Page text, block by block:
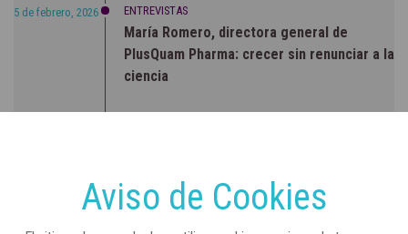
5 de febrero, 2026 ENTREVISTAS
María Romero, directora general de
PlusQuam Pharma: crecer sin renunciar a la
ciencia
Aviso de Cookies